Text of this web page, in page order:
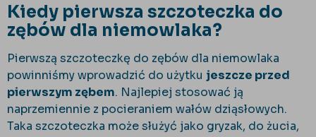
Kiedy pierwsza szczoteczka do
zębów dla niemowlaka?
Pierwszą szczoteczkę do zębów dla niemowlaka
powinniśmy wprowadzić do użytku jeszcze przed
pierwszym zębem. Najlepiej stosować ją
naprzemiennie z pocieraniem wałów dziąsłowych.
Taka szczoteczka może służyć jako gryzak, do żucia,